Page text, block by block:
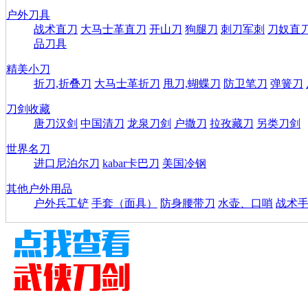
户外刀具
战术直刀 大马士革直刀 开山刀 狗腿刀 刺刀军刺 刀奴直
品刀具
精美小刀
折刀,折叠刀 大马士革折刀 甩刀,蝴蝶刀 防卫笔刀 弹簧刀
刀剑收藏
唐刀汉剑 中国清刀 龙泉刀剑 户撒刀 拉孜藏刀 另类刀剑
世界名刀
进口尼泊尔刀 kabar卡巴刀 美国冷钢
其他户外用品
户外兵工铲 手套（面具） 防身腰带刀 水壶、口哨 战术